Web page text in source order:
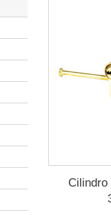
Cilindro